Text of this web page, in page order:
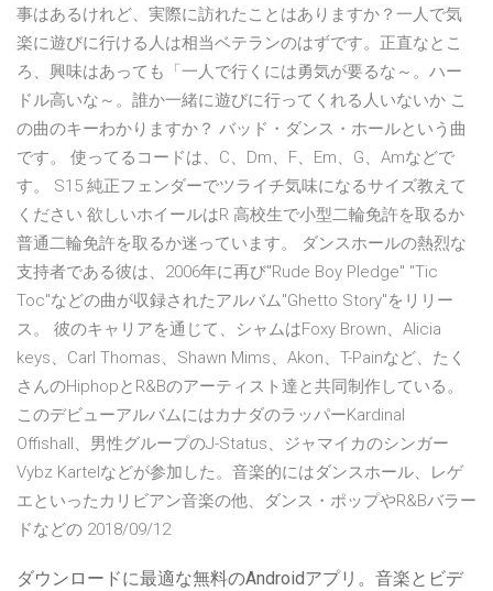
事はあるけれど、実際に訪れたことはありますか？一人で気
楽に遊びに行ける人は相当ベテランのはずです。正直なとこ
ろ、興味はあっても「一人で行くには勇気が要るな～。ハー
ドル高いな～。誰か一緒に遊びに行ってくれる人いないか こ
の曲のキーわかりますか？ バッド・ダンス・ホールという曲
です。 使ってるコードは、C、Dm、F、Em、G、Amなどで
す。 S15 純正フェンダーでツライチ気味になるサイズ教えて
ください 欲しいホイールはR 高校生で小型二輪免許を取るか
普通二輪免許を取るか迷っています。 ダンスホールの熱烈な
支持者である彼は、2006年に再び"Rude Boy Pledge" "Tic
Toc"などの曲が収録されたアルバム"Ghetto Story"をリリー
ス。 彼のキャリアを通じて、シャムはFoxy Brown、Alicia
keys、Carl Thomas、Shawn Mims、Akon、T-Painなど、たく
さんのHiphopとR&Bのアーティスト達と共同制作している。
このデビューアルバムにはカナダのラッパーKardinal
Offishall、男性グループのJ-Status、ジャマイカのシンガー
Vybz Kartelなどが参加した。音楽的にはダンスホール、レゲ
エといったカリビアン音楽の他、ダンス・ポップやR&Bバラー
ドなどの 2018/09/12
ダウンロードに最適な無料のAndroidアプリ。音楽とビデ